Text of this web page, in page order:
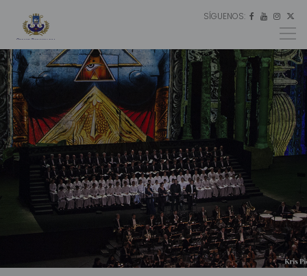
SÍGUENOS:    ES
EU
EN